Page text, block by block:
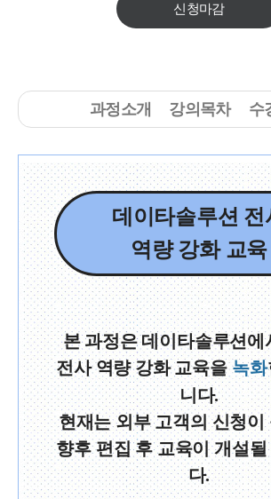
신청마감
과정소개 강의목차 수
데이타솔루션 전
역량 강화 교육
본 과정은 데이타솔루션에
전사 역량 강화 교육을녹화
니다.
현재는 외부 고객의 신청이
향후 편집 후 교육이 개설
다.